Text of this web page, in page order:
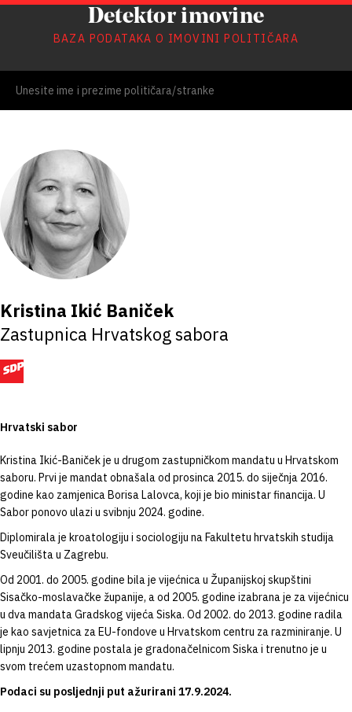
Detektor imovine
BAZA PODATAKA O IMOVINI POLITIČARA
Kristina Ikić Baniček
Zastupnica Hrvatskog sabora
Hrvatski sabor
Kristina Ikić-Baniček je u drugom zastupničkom mandatu u Hrvatskom
saboru. Prvi je mandat obnašala od prosinca 2015. do siječnja 2016.
godine kao zamjenica Borisa Lalovca, koji je bio ministar financija. U
Sabor ponovo ulazi u svibnju 2024. godine.
Diplomirala je kroatologiju i sociologiju na Fakultetu hrvatskih studija
Sveučilišta u Zagrebu.
Od 2001. do 2005. godine bila je vijećnica u Županijskoj skupštini
Sisačko-moslavačke županije, a od 2005. godine izabrana je za vijećnicu
u dva mandata Gradskog vijeća Siska. Od 2002. do 2013. godine radila
je kao savjetnica za EU-fondove u Hrvatskom centru za razminiranje. U
lipnju 2013. godine postala je gradonačelnicom Siska i trenutno je u
svom trećem uzastopnom mandatu.
Podaci su posljednji put ažurirani 17.9.2024.